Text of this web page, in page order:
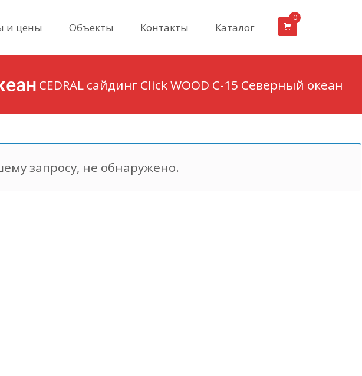
и цены Объекты Контакты Каталог
0
CEDRAL сайдинг Click WOOD С-15 Северный океан
запросу, не обнаружено.